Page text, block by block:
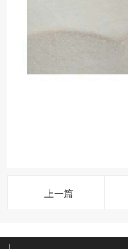
上一篇